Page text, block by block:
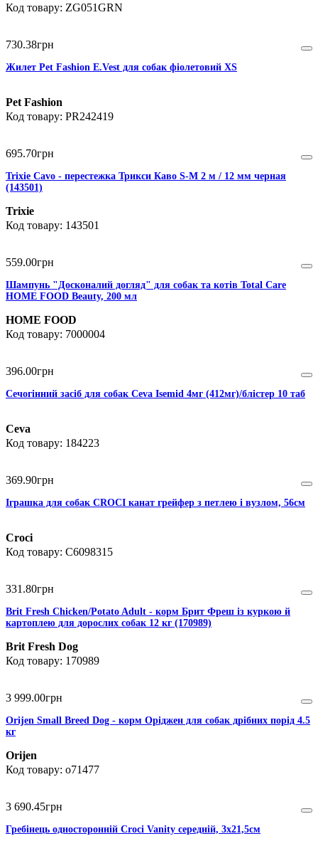
ZG051GRN
730.38грн
Жилет Pet Fashion E.Vest для собак фіолетовий XS
Pet Fashion
PR242419
695.70грн
Trixie Cavo - перестежка Трикси Каво S-M 2 м / 12 мм черная
(143501)
Trixie
143501
559.00грн
Шампунь "Досконалий догляд" для собак та котів Total Care
HOME FOOD Beauty, 200 мл
HOME FOOD
7000004
396.00грн
Сечогінний засіб для собак Ceva Isemid 4мг (412мг)/блістер 10 таб
Ceva
184223
369.90грн
Іграшка для собак CROCI канат грейфер з петлею і вузлом, 56см
Croci
C6098315
331 .80грн
Brit Fresh Chicken/Potato Adult - корм Брит Фреш із куркою й
картоплею для дорослих собак 12 кг (170989)
Brit Fresh Dog
170989
3 999.00грн
Orijen Small Breed Dog - корм Оріджен для собак дрібних порід 4.5
кг
Orijen
o71477
3 690.45грн
Гребінець односторонній Croci Vanity середній, 3х21,5см